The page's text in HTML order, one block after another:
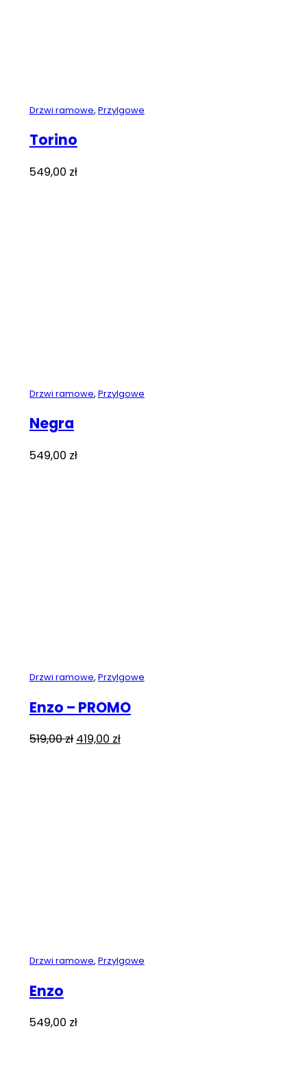
Drzwi ramowe, Przylgowe
Torino
549,00 zł
Drzwi ramowe, Przylgowe
Negra
549,00 zł
Drzwi ramowe, Przylgowe
Enzo – PROMO
519,00zł Pierwotna
419,00 złAktualna
Drzwi ramowe, Przylgowe
Enzo
549,00 zł